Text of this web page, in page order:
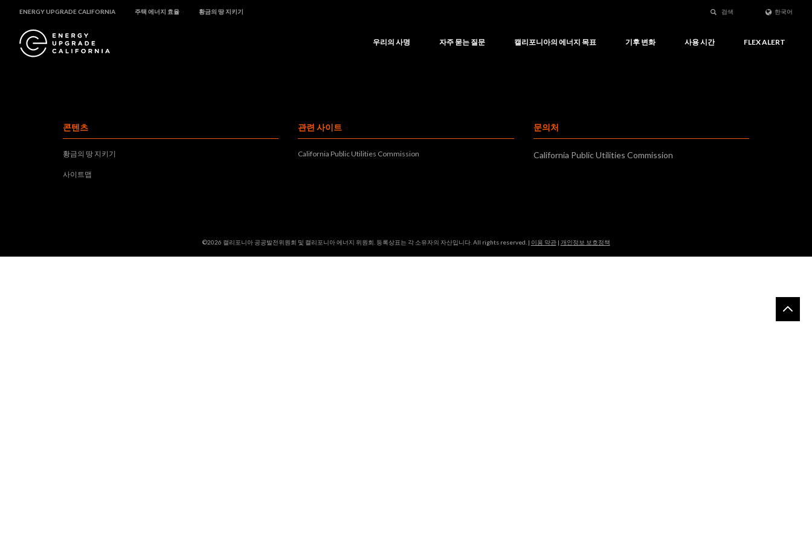
ENERGY UPGRADE CALIFORNIA 주택 에너지 효율 황금의 땅 지키기 검색 한국어
우리의 사명 자주 묻는 질문 캘리포니아의 에너지 목표 기후 변화 사용 시간 FLEX ALERT
콘텐츠
황금의 땅 지키기
사이트맵
관련 사이트
California Public Utilities Commission
문의처
California Public Utilities Commission
©2026 캘리포니아 공공발전위원회 및 캘리포니아 에너지 위원회. 등록상표는 각 소유자의 자산입니다. All rights reserved. | 이용 약관| 개인정보 보호정책